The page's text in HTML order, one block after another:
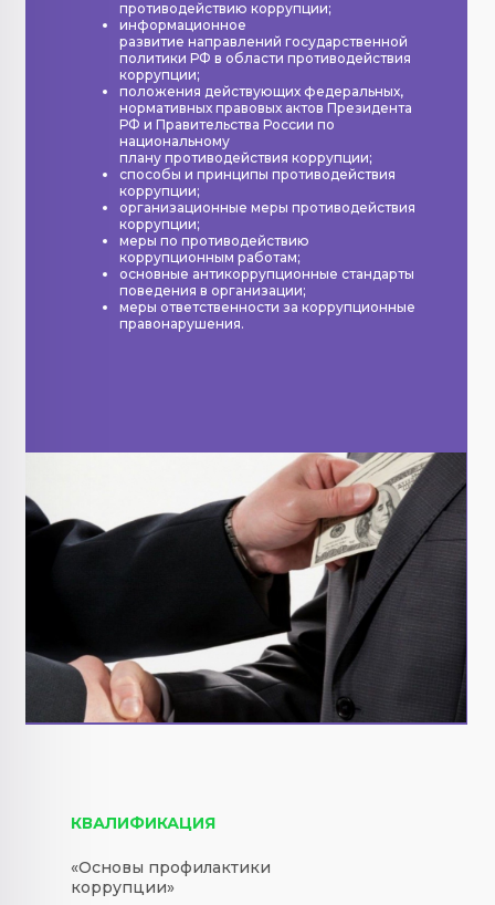
противодействию коррупции;
информационное
развитие направлений государственной
политики РФ в области противодействия
коррупции;
положения действующих федеральных,
нормативных правовых актов Президента
РФ и Правительства России по
национальному
плану противодействия коррупции;
способы и принципы противодействия
коррупции;
организационные меры противодействия
коррупции;
меры по противодействию
коррупционным работам;
основные антикоррупционные стандарты
поведения в организации;
меры ответственности за коррупционные
правонарушения.
КВАЛИФИКАЦИЯ
«Основы профилактики
коррупции»​​​​​​​